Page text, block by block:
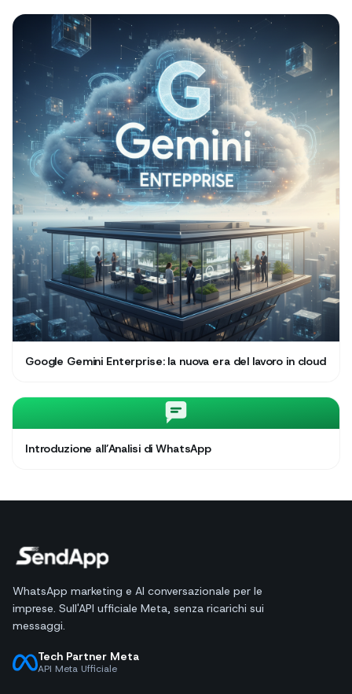
Google Gemini Enterprise: la nuova era del lavoro in cloud
Introduzione all’Analisi di WhatsApp
WhatsApp marketing e AI conversazionale per le
imprese. Sull'API ufficiale Meta, senza ricarichi sui
messaggi.
Tech Partner Meta
API Meta Ufficiale